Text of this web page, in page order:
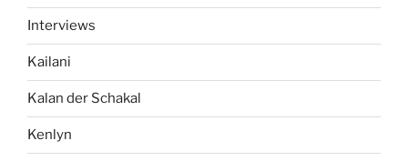
Interviews
Kailani
Kalan der Schakal
Kenlyn